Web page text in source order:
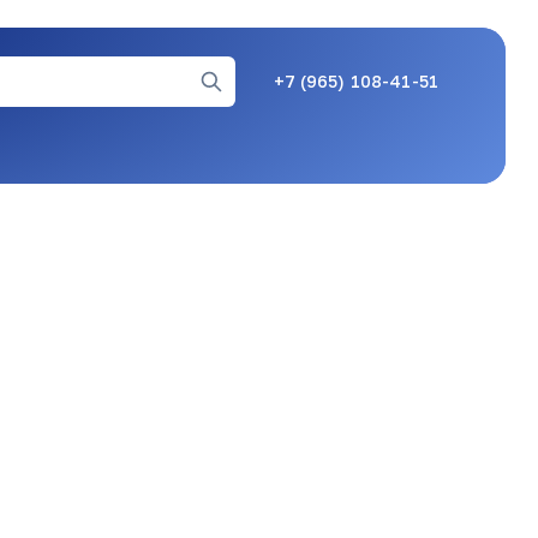
+7 (965) 108-41-51
6k94dHr8b_waG-